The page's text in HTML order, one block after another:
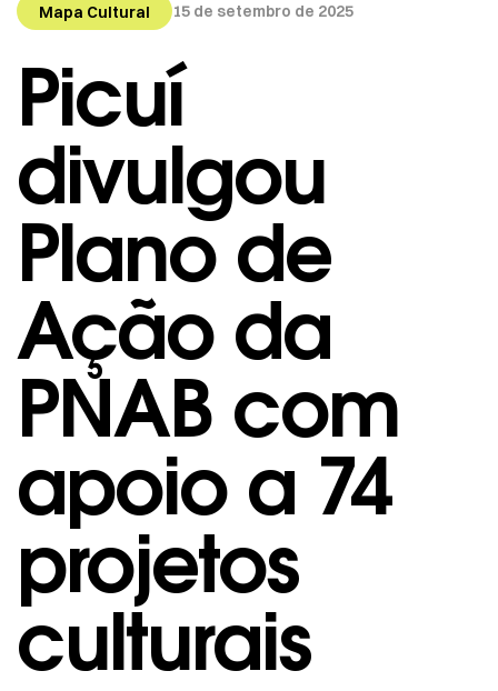
Mapa Cultural 15 de setembro de 2025
Picuí
divulgou
Plano de
Ação da
PNAB com
apoio a 74
projetos
culturais